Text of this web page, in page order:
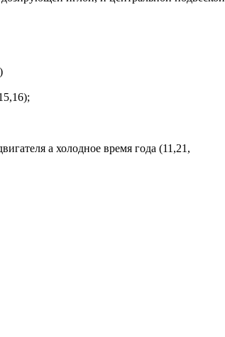
а холодное время года (11,21,